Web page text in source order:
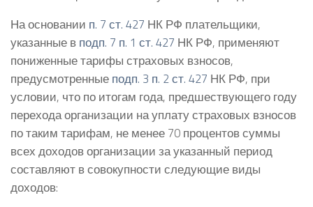
На основании п. 7 ст. 427 НК РФ плательщики,
указанные в подп. 7 п. 1 ст. 427 НК РФ, применяют
пониженные тарифы страховых взносов,
предусмотренные подп. 3 п. 2 ст. 427 НК РФ, при
условии, что по итогам года, предшествующего году
перехода организации на уплату страховых взносов
по таким тарифам, не менее 70 процентов суммы
всех доходов организации за указанный период
составляют в совокупности следующие виды
доходов: